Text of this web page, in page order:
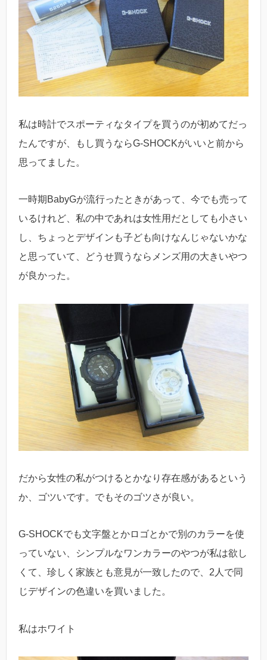
私は時計でスポーティなタイプを買うのが初めてだっ
たんですが、もし買うならG-SHOCKがいいと前から
思ってました。
一時期BabyGが流行ったときがあって、今でも売って
いるけれど、私の中であれは女性用だとしても小さい
し、ちょっとデザインも子ども向けなんじゃないかな
と思っていて、どうせ買うならメンズ用の大きいやつ
が良かった。
だから女性の私がつけるとかなり存在感があるという
か、ゴツいです。でもそのゴツさが良い。
G-SHOCKでも文字盤とかロゴとかで別のカラーを使
っていない、シンプルなワンカラーのやつが私は欲し
くて、珍しく家族とも意見が一致したので、2人で同
じデザインの色違いを買いました。
私はホワイト